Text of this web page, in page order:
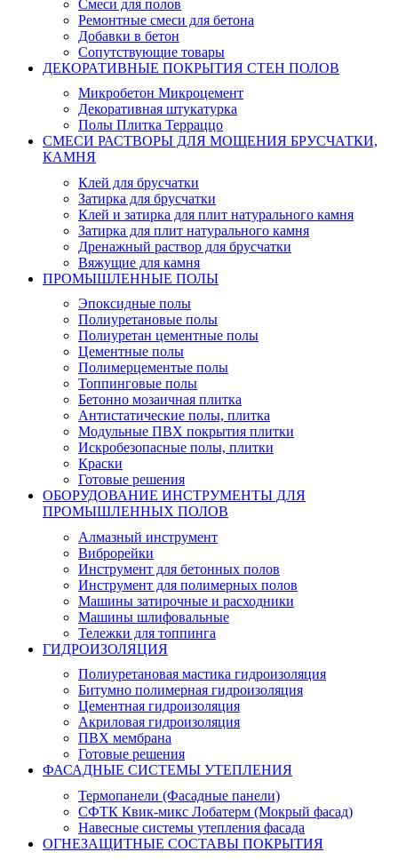
Смеси для полов
Ремонтные смеси для бетона
Добавки в бетон
Сопутствующие товары
ДЕКОРАТИВНЫЕ ПОКРЫТИЯ СТЕН ПОЛОВ
Микробетон Микроцемент
Декоративная штукатурка
Полы Плитка Терраццо
СМЕСИ РАСТВОРЫ ДЛЯ МОЩЕНИЯ БРУСЧАТКИ,
КАМНЯ
Клей для брусчатки
Затирка для брусчатки
Клей и затирка для плит натурального камня
Затирка для плит натурального камня
Дренажный раствор для брусчатки
Вяжущие для камня
ПРОМЫШЛЕННЫЕ ПОЛЫ
Эпоксидные полы
Полиуретановые полы
Полиуретан цементные полы
Цементные полы
Полимерцементые полы
Топпинговые полы
Бетонно мозаичная плитка
Антистатические полы, плитка
Модульные ПВХ покрытия плитки
Искробезопасные полы, плитки
Краски
Готовые решения
ОБОРУДОВАНИЕ ИНСТРУМЕНТЫ ДЛЯ
ПРОМЫШЛЕННЫХ ПОЛОВ
Алмазный инструмент
Виброрейки
Инструмент для бетонных полов
Инструмент для полимерных полов
Машины затирочные и расходники
Машины шлифовальные
Тележки для топпинга
ГИДРОИЗОЛЯЦИЯ
Полиуретановая мастика гидроизоляция
Битумно полимерная гидроизоляция
Цементная гидроизоляция
Акриловая гидроизоляция
ПВХ мембрана
Готовые решения
ФАСАДНЫЕ СИСТЕМЫ УТЕПЛЕНИЯ
Термопанели (Фасадные панели)
СФТК Квик-микс Лобатерм (Мокрый фасад)
Навесные системы утепления фасада
ОГНЕЗАЩИТНЫЕ СОСТАВЫ ПОКРЫТИЯ